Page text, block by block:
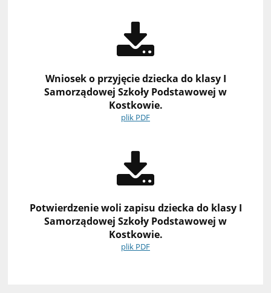
Wniosek o przyjęcie dziecka do klasy I
Samorządowej Szkoły Podstawowej w
Kostkowie.
plik PDF
Potwierdzenie woli zapisu dziecka do klasy I
Samorządowej Szkoły Podstawowej w
Kostkowie.
plik PDF